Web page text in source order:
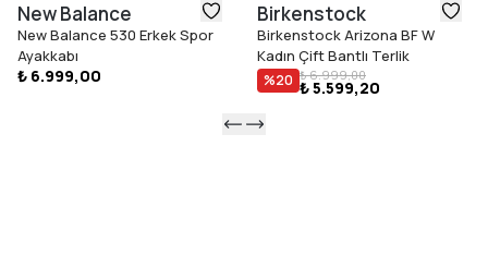
New Balance
New Balance 530 Erkek Spor
Ayakkabı
₺ 6.999,00
Birkenstock
Birkenstock Arizona BF W
Kadın Çift Bantlı Terlik
%20 ₺ 6.999,00
₺ 5.599,20